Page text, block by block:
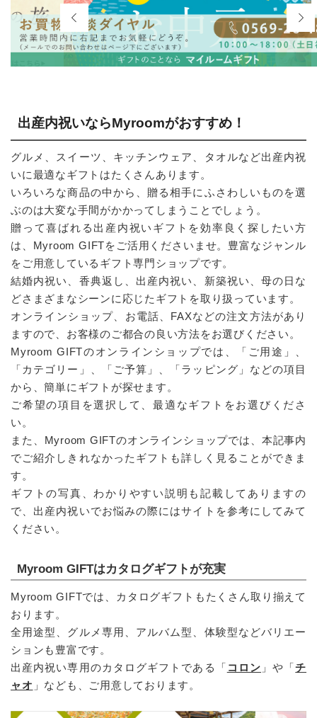
出産内祝いならMyroomがおすすめ！
グルメ、スイーツ、キッチンウェア、タオルなど出産内祝
いに最適なギフトはたくさんあります。
いろいろな商品の中から、贈る相手にふさわしいものを選
ぶのは大変な手間がかかってしまうことでしょう。
贈って喜ばれる出産内祝いギフトを効率良く探したい方
は、Myroom GIFTをご活用くださいませ。豊富なジャンル
をご用意しているギフト専門ショップです。
結婚内祝い、香典返し、出産内祝い、新築祝い、母の日な
どさまざまなシーンに応じたギフトを取り扱っています。
オンラインショップ、お電話、FAXなどの注文方法があり
ますので、お客様のご都合の良い方法をお選びください。
Myroom GIFTのオンラインショップでは、「ご用途」、
「カテゴリー」、「ご予算」、「ラッピング」などの項目
から、簡単にギフトが探せます。
ご希望の項目を選択して、最適なギフトをお選びくださ
い。
また、Myroom GIFTのオンラインショップでは、本記事内
でご紹介しきれなかったギフトも詳しく見ることができま
す。
ギフトの写真、わかりやすい説明も記載してありますの
で、出産内祝いでお悩みの際にはサイトを参考にしてみて
ください。
Myroom GIFTはカタログギフトが充実
Myroom GIFTでは、カタログギフトもたくさん取り揃えて
おります。
全用途型、グルメ専用、アルバム型、体験型などバリエー
ションも豊富です。
出産内祝い専用のカタログギフトである「 コロン 」や「チ
ャオ 」なども、ご用意しております。